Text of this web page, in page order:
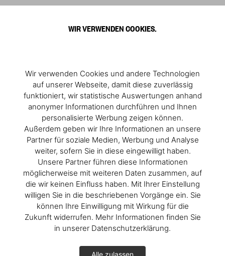
WIR VERWENDEN COOKIES.
Wir verwenden Cookies und andere Technologien
auf unserer Webseite, damit diese zuverlässig
funktioniert, wir statistische Auswertungen anhand
anonymer Informationen durchführen und Ihnen
personalisierte Werbung zeigen können.
Außerdem geben wir Ihre Informationen an unsere
Partner für soziale Medien, Werbung und Analyse
weiter, sofern Sie in diese eingewilligt haben.
Unsere Partner führen diese Informationen
möglicherweise mit weiteren Daten zusammen, auf
die wir keinen Einfluss haben. Mit Ihrer Einstellung
willigen Sie in die beschriebenen Vorgänge ein. Sie
können Ihre Einwilligung mit Wirkung für die
Zukunft widerrufen. Mehr Informationen finden Sie
in unserer Datenschutzerklärung.
Alle zulassen